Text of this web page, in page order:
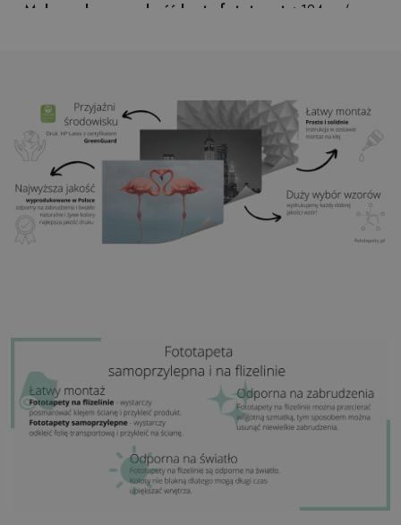
Maksymalna szerokość brytu fototapety: 124cm (w
Klej:Niepotrzebny
Zastosowanie:
Salon, sypialnia, pomieszczenia
biurowe, przedpokój i wiele innych